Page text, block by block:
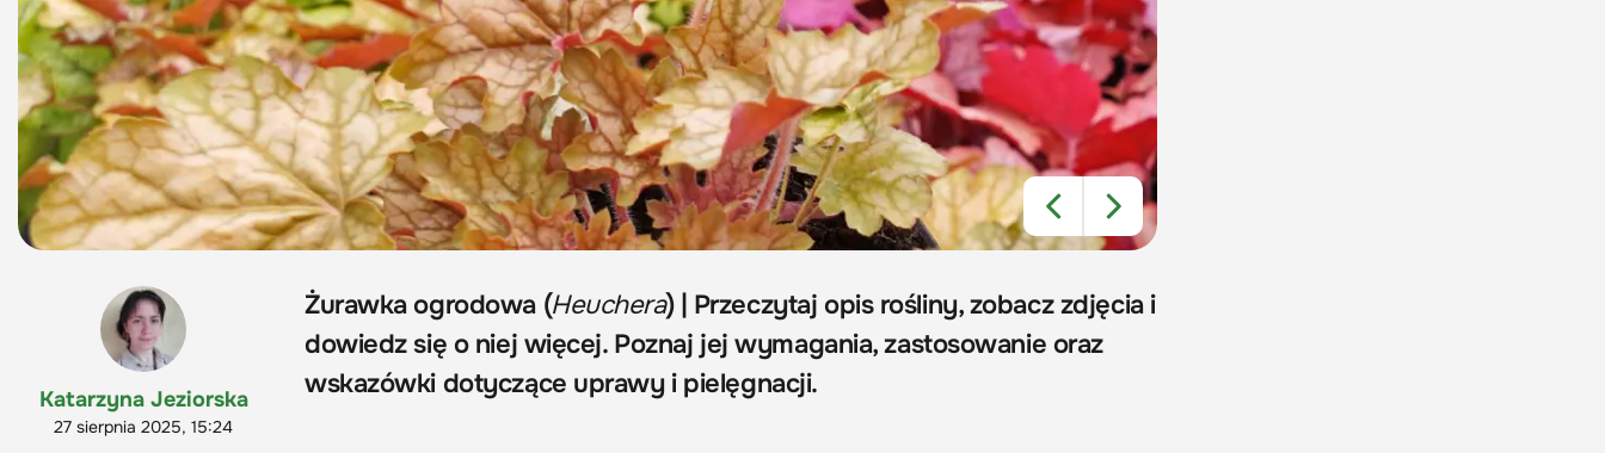
Katarzyna Jeziorska
27 sierpnia 2025, 15:24
Żurawka ogrodowa (Heuchera) | Przeczytaj opis rośliny, zobacz zdjęcia i
dowiedz się o niej więcej. Poznaj jej wymagania, zastosowanie oraz
wskazówki dotyczące uprawy i pielęgnacji.